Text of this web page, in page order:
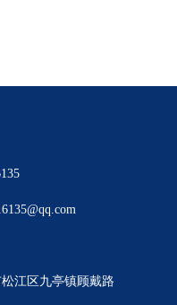
江区九亭镇顾戴路